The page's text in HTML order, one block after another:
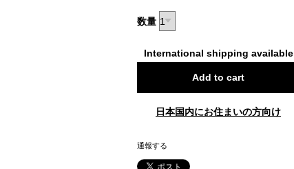
数量
International shipping available
Add to cart
日本国内にお住まいの方向け
通報する